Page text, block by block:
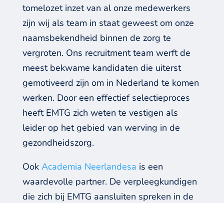
tomelozet inzet van al onze medewerkers
zijn wij als team in staat geweest om onze
naamsbekendheid binnen de zorg te
vergroten. Ons recruitment team werftde
meest bekwame kandidaten die uiterst
gemotiveerd zijn om in Nederland te komen
werken. Door een effectief selectieproces
heeft EMTG zich weten te vestigen als
leider op het gebied van werving in de
gezondheidszorg.
Ook Academia Neerlandesa is een
waardevolle partner. De verpleegkundigen
die zich bij EMTG aansluiten spreken in de